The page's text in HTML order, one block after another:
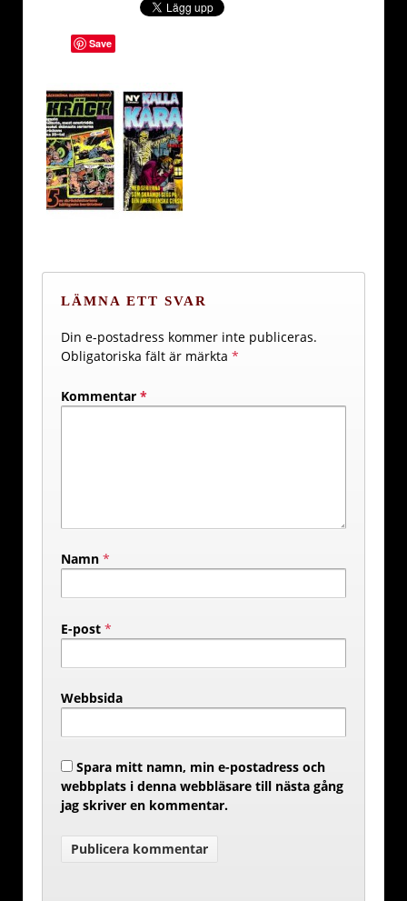
Save
LÄMNA ETT SVAR
Din e-postadress kommer inte publiceras.
Obligatoriska fält är märkta *
Kommentar *
Namn *
E-post *
Webbsida
Spara mitt namn, min e-postadress och
webbplats i denna webbläsare till nästa gång
jag skriver en kommentar.